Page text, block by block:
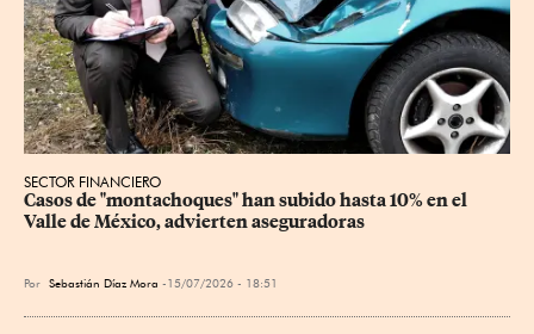
SECTOR FINANCIERO
Casos de "montachoques" han subido hasta 10% en el
Valle de México, advierten aseguradoras
Por Sebastián Díaz Mora 15/07/2026 - 18:51